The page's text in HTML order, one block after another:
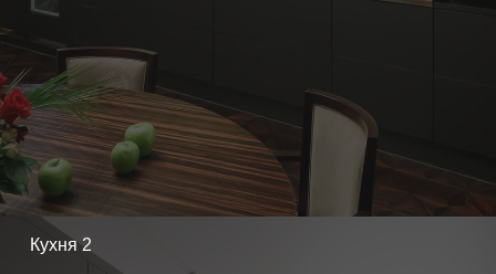
Кухня 2
Тел: +7 905 261-19-57
Olg-vorobev@yandex.ru
Услуги
Портфолио
О студии
Партнеры